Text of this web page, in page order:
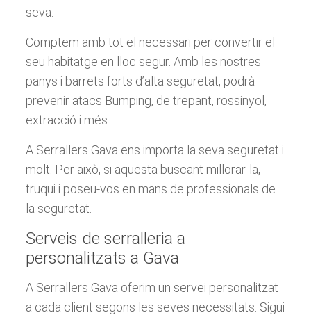
seva.
Comptem amb tot el necessari per convertir el
seu habitatge en lloc segur. Amb les nostres
panys i barrets forts d’alta seguretat, podrà
prevenir atacs Bumping, de trepant, rossinyol,
extracció i més.
A Serrallers Gava ens importa la seva seguretat i
molt. Per això, si aquesta buscant millorar-la,
truqui i poseu-vos en mans de professionals de
la seguretat.
Serveis de serralleria a
personalitzats a Gava
A Serrallers Gava oferim un servei personalitzat
a cada client segons les seves necessitats. Sigui